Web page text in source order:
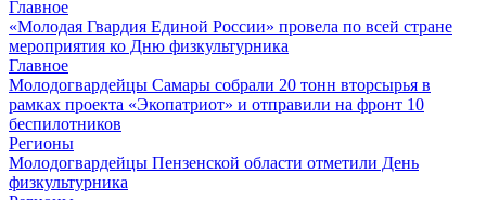
Главное
«Молодая Гвардия Единой России» провела по всей стране
мероприятия ко Дню физкультурника
Главное
Молодогвардейцы Самары собрали 20 тонн вторсырья в
рамках проекта «Экопатриот» и отправили на фронт 10
беспилотников
Регионы
Молодогвардейцы Пензенской области отметили День
физкультурника